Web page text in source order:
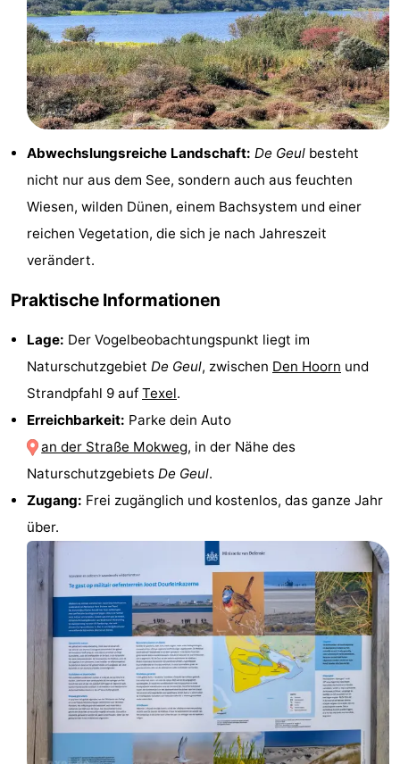
Texel
Kustpark
Texel
Sluftervallei
Strandhuys
Villapark
Residentie
Texel
-
Villapark
Vogelmient
Hotels
Zimmer
(mit
Frühstück)
Lastminutes
Strand
Sehen
Museen
Denkmäler
Kirchen
Mühlen
Aussichtspunkte
Attraktionen
Rundfahrten
Bauernhöfe
Spielplätze
Abwechslungsreiche Landschaft: De Geul besteht
nicht nur aus dem See, sondern auch aus feuchten
Wiesen, wilden Dünen, einem Bachsystem und einer
reichen Vegetation, die sich je nach Jahreszeit
verändert.
Praktische Informationen
Lage: Der Vogelbeobachtungspunkt liegt im
Naturschutzgebiet De Geul, zwischen Den Hoorn und
Strandpfahl 9 auf Texel.
Erreichbarkeit: Parke dein Auto
an der Straße Mokweg, in der Nähe des
Naturschutzgebiets De Geul.
Zugang: Frei zugänglich und kostenlos, das ganze Jahr
über.